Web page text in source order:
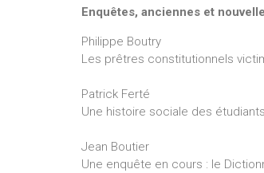
Enquêtes, anciennes et
Philippe Boutry
Les prêtres constitutionnels
Patrick Ferté
Une histoire sociale des
Jean Boutier
Une enquête en cours : le